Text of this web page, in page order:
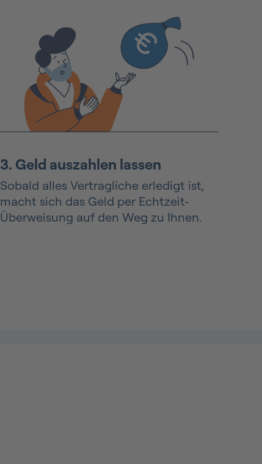
3. Geld auszahlen lassen
Sobald alles Vertragliche erledigt ist,
macht sich das Geld per Echtzeit-
Überweisung auf den Weg zu Ihnen.